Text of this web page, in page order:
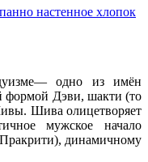
одно из имён
формой Дэви, шакти (то
Шива олицетворяет
мужское начало
динамичному